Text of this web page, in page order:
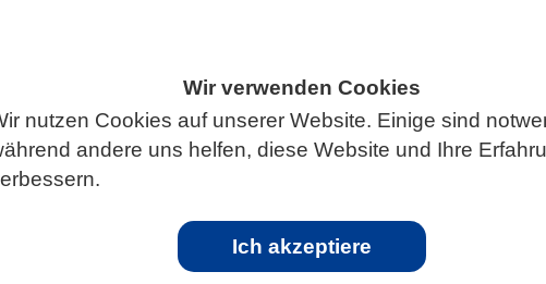
Wir verwenden Cookies
nutzen Cookies auf unserer Website. Einige sind
andere uns helfen, diese Website und Ihre
Ich akzeptiere
RHEINLAND-PFALZ NEWS AUS RHEINLAND-PFALZ
Studie betont, dass der Einsatz Künstlicher Intelligenz